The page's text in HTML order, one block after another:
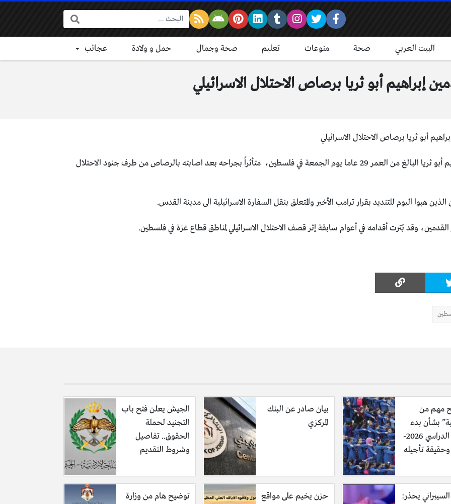
البحث:
البيت العربي صحة منوعات تعليم صحة وجمال حمل و ولادة عجائب
إبراهيم أبو ثريا برصاص الاحتلال الاسرائيلي
قد استشهد المواطن الفلسطيني إبراهيم أبو ثريا البالغ من العمر 29 عاما يوم الجمعة في فلسطين، متأثراً بجراحه بعد اصابته بالرصاص من طرف جنود الاحتلال
هبوا اليوم للتنديد بقرار ترامب الأخير والمتعلق بنقل السفارة الاسرائيلية الى مدينة القدس.
القدمين، وقد بُترت أقدامه في أعوام سابقة إثر قصف الاحتلال الاسرائيلي لمناطق قطاع غزة في فلسطين.
مهم من
بشأن بدء
العام الدراسي 2026-
بيان صادر عن البنك
المركزي
الجيش يعلن فتح باب
التجنيد لحملة
الحقوق.. تفاصيل
وشروط التقديم
يحذر:
حزن يخيم على مواقع
توضيح هام من وزارة